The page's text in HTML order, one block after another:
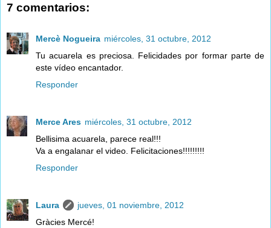
7 comentarios:
Mercè Nogueira miércoles, 31 octubre, 2012
Tu acuarela es preciosa. Felicidades por formar parte de
este vídeo encantador.
Responder
Merce Ares miércoles, 31 octubre, 2012
Bellisima acuarela, parece real!!!
Va a engalanar el video. Felicitaciones!!!!!!!!!
Responder
Laura
jueves, 01 noviembre, 2012
Gràcies Mercé!